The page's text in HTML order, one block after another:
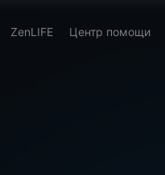
ZenLIFE Центр помощи